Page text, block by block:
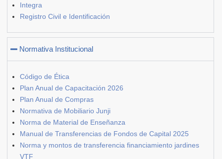
Integra
Registro Civil e Identificación
Normativa Institucional
Código de Ética
Plan Anual de Capacitación 2026
Plan Anual de Compras
Normativa de Mobiliario Junji
Norma de Material de Enseñanza
Manual de Transferencias de Fondos de Capital 2025
Norma y montos de transferencia financiamiento jardines
VTF